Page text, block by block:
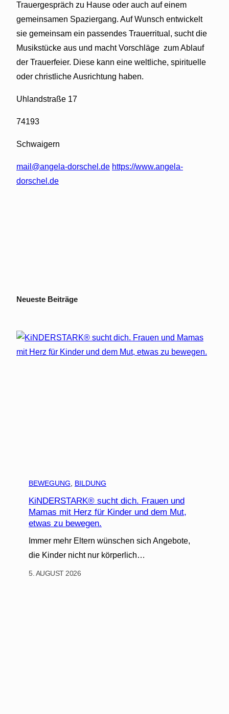
Trauergespräch zu Hause oder auch auf einem
gemeinsamen Spaziergang. Auf Wunsch entwickelt
sie gemeinsam ein passendes Trauerritual, sucht die
Musikstücke aus und macht Vorschläge zum Ablauf
der Trauerfeier. Diese kann eine weltliche, spirituelle
oder christliche Ausrichtung haben.
Uhlandstraße 17
74193
Schwaigern
mail@angela-dorschel.de https://www.angela-
dorschel.de
Neueste Beiträge
BEWEGUNG BILDUNG
KiNDERSTARK® sucht dich. Frauen und
Mamas mit Herz für Kinder und dem Mut,
etwas zu bewegen.
Immer mehr Eltern wünschen sich Angebote,
die Kinder nicht nur körperlich…
5. AUGUST 2026